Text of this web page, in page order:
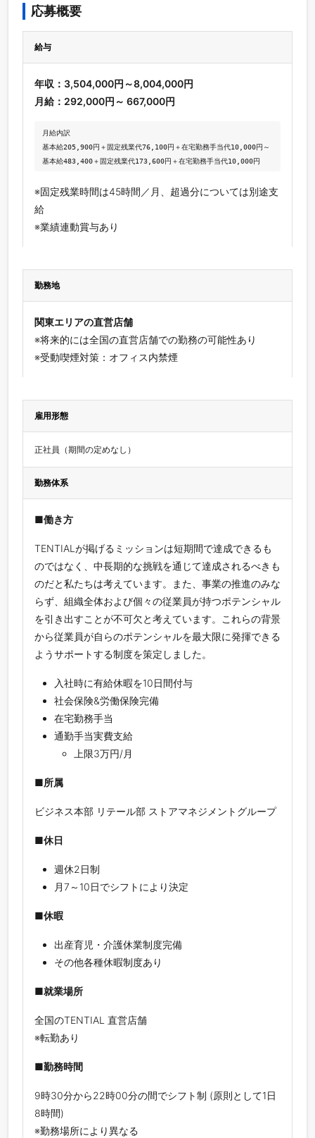
応募概要
給与
年収：3,504,000円～8,004,000円
月給：292,000円～ 667,000円
月給内訳
基本給205,900円＋固定残業代76,100円＋在宅勤務手当代10,000円～
※固定残業時間は45時間／月、超過分については別途支
給
※業績連動賞与あり
勤務地
関東エリアの直営店舗
※将来的には全国の直営店舗での勤務の可能性あり
※受動喫煙対策：オフィス内禁煙
雇用形態
正社員（期間の定めなし）
勤務体系
■働き方
TENTIALが掲げるミッションは短期間で達成できるも
のではなく、中長期的な挑戦を通じて達成されるべきも
のだと私たちは考えています。また、事業の推進のみな
らず、組織全体および個々の従業員が持つポテンシャル
を引き出すことが不可欠と考えています。これらの背景
から従業員が自らのポテンシャルを最大限に発揮できる
ようサポートする制度を策定しました。
入社時に有給休暇を10日間付与
社会保険&労働保険完備
在宅勤務手当
通勤手当実費支給
上限3万円/月
■所属
ビジネス本部 リテール部 ストアマネジメントグループ
■休日
週休2日制
月7～10日でシフトにより決定
■休暇
出産育児・介護休業制度完備
その他各種休暇制度あり
■就業場所
全国のTENTIAL 直営店舗
※転勤あり
■勤務時間
9時30分から22時00分の間でシフト制 (原則として1日
8時間)
※勤務場所により異なる